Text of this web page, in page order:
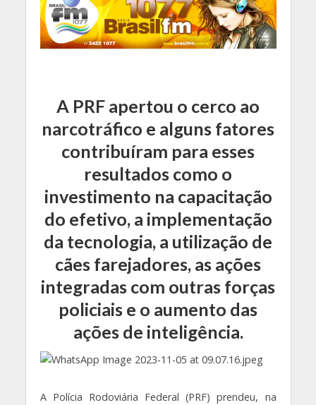
A PRF apertou o cerco ao
narcotráfico e alguns fatores
contribuíram para esses
resultados como o
investimento na capacitação
do efetivo, a implementação
da tecnologia, a utilização de
cães farejadores, as ações
integradas com outras forças
policiais e o aumento das
ações de inteligência.
A Polícia Rodoviária Federal (PRF) prendeu, na